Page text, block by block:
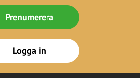
Prenumerera
Logga in